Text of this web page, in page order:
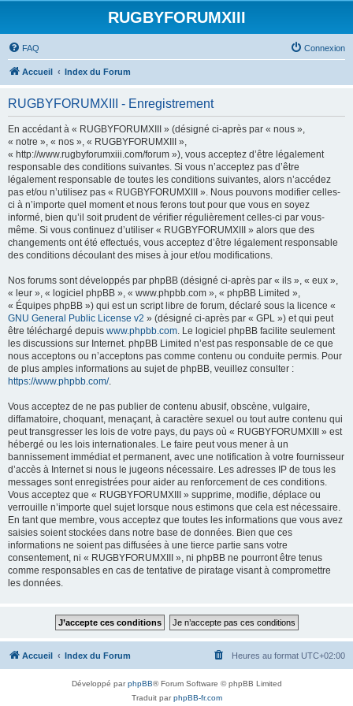
RUGBYFORUMXIII
FAQ Connexion
Accueil Index du Forum
RUGBYFORUMXIII - Enregistrement
En accédant à « RUGBYFORUMXIII » (désigné ci-après par « nous »,
« notre », « nos », « RUGBYFORUMXIII »,
« http://www.rugbyforumxiii.com/forum »), vous acceptez d’être légalement
responsable des conditions suivantes. Si vous n’acceptez pas d’être
légalement responsable de toutes les conditions suivantes, alors n’accédez
pas et/ou n’utilisez pas « RUGBYFORUMXIII ». Nous pouvons modifier celles-
ci à n’importe quel moment et nous ferons tout pour que vous en soyez
informé, bien qu’il soit prudent de vérifier régulièrement celles-ci par vous-
même. Si vous continuez d’utiliser « RUGBYFORUMXIII » alors que des
changements ont été effectués, vous acceptez d’être légalement responsable
des conditions découlant des mises à jour et/ou modifications.
Nos forums sont développés par phpBB (désigné ci-après par « ils », « eux »,
« leur », « logiciel phpBB », « www.phpbb.com », « phpBB Limited »,
« Équipes phpBB ») qui est un script libre de forum, déclaré sous la licence «
GNU General Public License v2 » (désigné ci-après par « GPL ») et qui peut
être téléchargé depuis www.phpbb.com. Le logiciel phpBB facilite seulement
les discussions sur Internet. phpBB Limited n’est pas responsable de ce que
nous acceptons ou n’acceptons pas comme contenu ou conduite permis. Pour
de plus amples informations au sujet de phpBB, veuillez consulter :
https://www.phpbb.com/.
Vous acceptez de ne pas publier de contenu abusif, obscène, vulgaire,
diffamatoire, choquant, menaçant, à caractère sexuel ou tout autre contenu qui
peut transgresser les lois de votre pays, du pays où « RUGBYFORUMXIII » est
hébergé ou les lois internationales. Le faire peut vous mener à un
bannissement immédiat et permanent, avec une notification à votre fournisseur
d’accès à Internet si nous le jugeons nécessaire. Les adresses IP de tous les
messages sont enregistrées pour aider au renforcement de ces conditions.
Vous acceptez que « RUGBYFORUMXIII » supprime, modifie, déplace ou
verrouille n’importe quel sujet lorsque nous estimons que cela est nécessaire.
En tant que membre, vous acceptez que toutes les informations que vous avez
saisies soient stockées dans notre base de données. Bien que ces
informations ne soient pas diffusées à une tierce partie sans votre
consentement, ni « RUGBYFORUMXIII », ni phpBB ne pourront être tenus
comme responsables en cas de tentative de piratage visant à compromettre
les données.
Accueil Index du Forum Heures au format UTC+02:00
Développé parphpBB® Forum Software © phpBB Limited
Traduit parphpBB-fr.com